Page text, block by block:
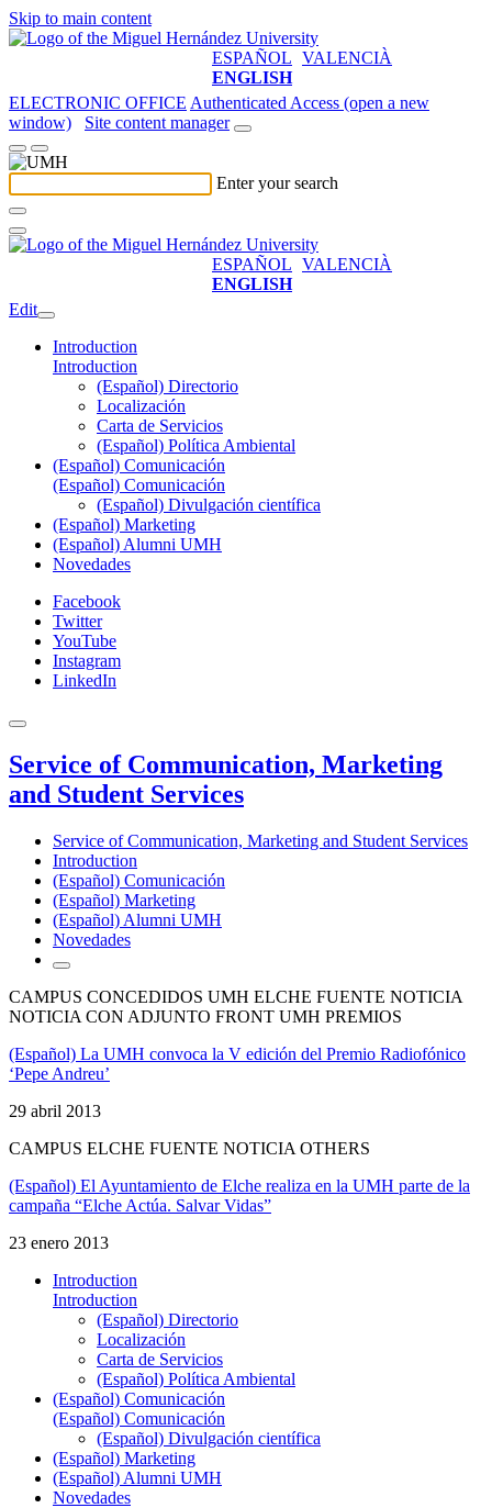
Skip to main content
ESPAÑOL VALENCIÀ
ENGLISH
ELECTRONIC OFFICE Authenticated Access (open a new
window)
Site content manager
Enter your search
ESPAÑOL VALENCIÀ
ENGLISH
Edit
Introduction
Introduction
(Español) Directorio
Localización
Carta de Servicios
(Español) Política Ambiental
(Español) Comunicación
(Español) Comunicación
(Español) Divulgación científica
(Español) Marketing
(Español) Alumni UMH
Novedades
Facebook
Twitter
YouTube
Instagram
LinkedIn
Service of Communication, Marketing
and Student Services
Service of Communication, Marketing and Student Services
Introduction
(Español) Comunicación
(Español) Marketing
(Español) Alumni UMH
Novedades
CAMPUS CONCEDIDOS UMH ELCHE FUENTE NOTICIA
NOTICIA CON ADJUNTO FRONT UMH PREMIOS
(Español) La UMH convoca la V edición del Premio Radiofónico
‘Pepe Andreu’
29 abril 2013
CAMPUS ELCHE FUENTE NOTICIA OTHERS
(Español) El Ayuntamiento de Elche realiza en la UMH parte de la
campaña “Elche Actúa. Salvar Vidas”
23 enero 2013
Introduction
Introduction
(Español) Directorio
Localización
Carta de Servicios
(Español) Política Ambiental
(Español) Comunicación
(Español) Comunicación
(Español) Divulgación científica
(Español) Marketing
(Español) Alumni UMH
Novedades